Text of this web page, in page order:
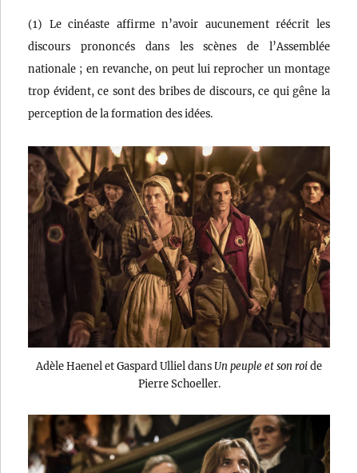
(1) Le cinéaste affirme n’avoir aucunement réécrit les
discours prononcés dans les scènes de l’Assemblée
nationale ; en revanche, on peut lui reprocher un montage
trop évident, ce sont des bribes de discours, ce qui gêne la
perception de la formation des idées.
Adèle Haenel et Gaspard Ulliel dansUn peuple et son roide
Pierre Schoeller.